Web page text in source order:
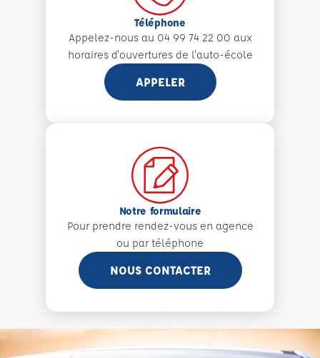
Téléphone
Appelez-nous au 04 99 74 22 00 aux
horaires d'ouvertures de l'auto-école
APPELER
Notre formulaire
Pour prendre rendez-vous en agence
ou par téléphone
NOUS CONTACTER